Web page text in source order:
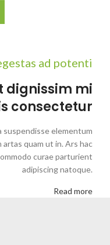
ad potenti
dignissim mi
consectetur
suspendisse elementum
quam ut in. Ars hac
curae parturient
adipiscing natoque.
Read more